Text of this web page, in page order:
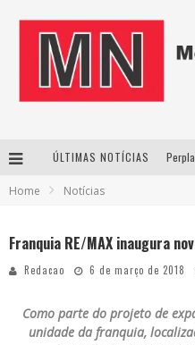
ÚLTIMAS NOTÍCIAS
Home Notícias
Franquia RE/MAX inaugura
Redacao 6 de março de 2018
Como parte do projeto de
unidade da franquia,